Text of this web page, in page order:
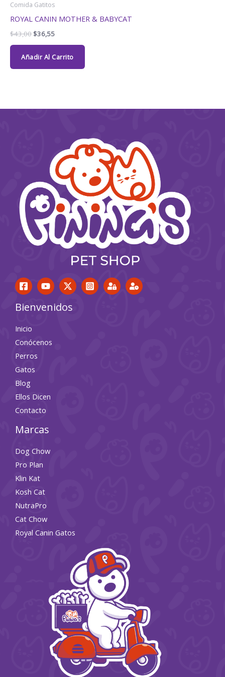
Comida Gatitos
ROYAL CANIN MOTHER & BABYCAT
$43,00 $36,55
Añadir Al Carrito
Bienvenidos
Inicio
Conócenos
Perros
Gatos
Blog
Ellos Dicen
Contacto
Marcas
Dog Chow
Pro Plan
Klin Kat
Kosh Cat
NutraPro
Cat Chow
Royal Canin Gatos